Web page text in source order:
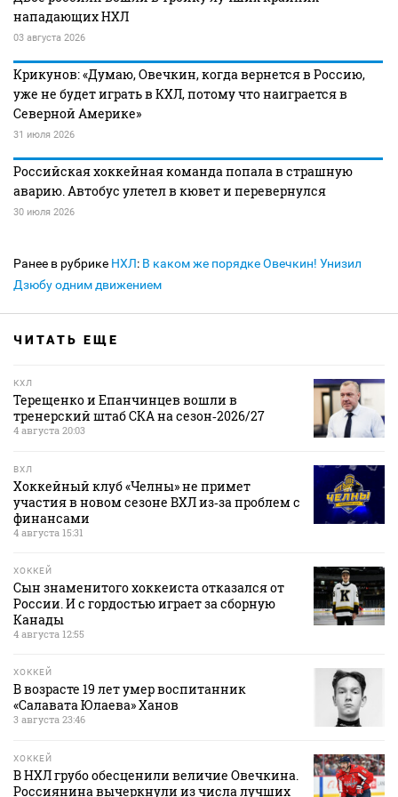
нападающих НХЛ
03 августа 2026
Крикунов: «Думаю, Овечкин, когда вернется в Россию,
уже не будет играть в КХЛ, потому что наиграется в
Северной Америке»
31 июля 2026
Российская хоккейная команда попала в страшную
аварию. Автобус улетел в кювет и перевернулся
30 июля 2026
Ранее в рубрике НХЛ: В каком же порядке Овечкин! Унизил
Дзюбу одним движением
ЧИТАТЬ ЕЩЕ
КХЛ
Терещенко и Епанчинцев вошли в
тренерский штаб СКА на сезон‑2026/27
4 августа 20:03
ВХЛ
Хоккейный клуб «Челны» не примет
участия в новом сезоне ВХЛ из‑за проблем с
финансами
4 августа 15:31
ХОККЕЙ
Сын знаменитого хоккеиста отказался от
России. И с гордостью играет за сборную
Канады
4 августа 12:55
ХОККЕЙ
В возрасте 19 лет умер воспитанник
«Салавата Юлаева» Ханов
3 августа 23:46
ХОККЕЙ
В НХЛ грубо обесценили величие Овечкина.
Россиянина вычеркнули из числа лучших